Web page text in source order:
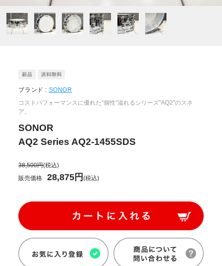
ブランド : SONOR
コストパフォーマンスに優れた“個性”溢れるシリーズ"AQ2"のスネ
ア。
SONOR
AQ2 Series AQ2-1455SDS
38,500円(税込)
販売価格
28,875円(税込)